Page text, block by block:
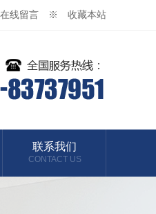
※ 收藏本站
线留言
联系我们
CONTACT US